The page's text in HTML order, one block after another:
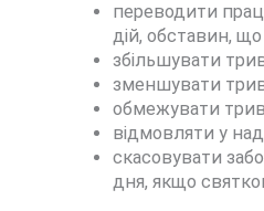
переводити
дій, обставин,
збільшувати
зменшувати
обмежувати
відмовляти у
скасовувати
дня, якщо